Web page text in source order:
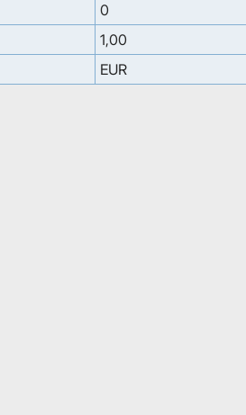
0
1,00
EUR